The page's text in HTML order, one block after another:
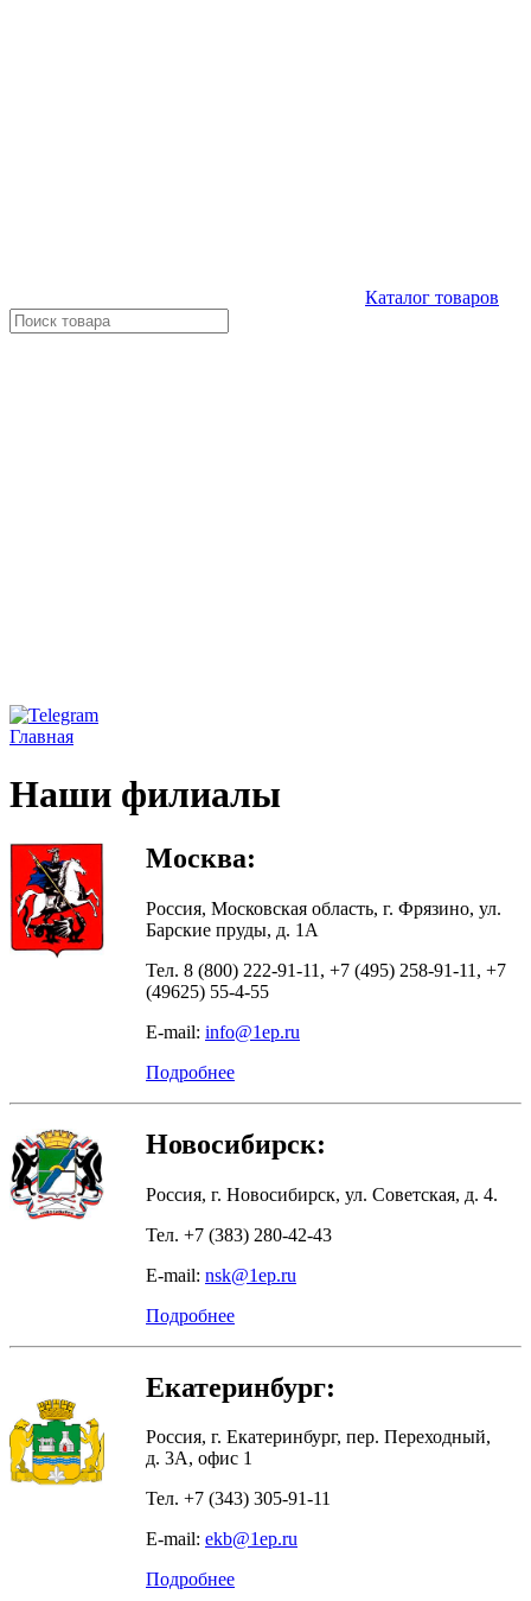
Каталог товаров
Главная
Наши филиалы
Москва:
Россия, Московская область, г. Фрязино, ул.
Барские пруды, д. 1А
Тел. 8 (800) 222-91-11, +7 (495) 258-91-11, +7
(49625) 55-4-55
E-mail: info@1ep.ru
Подробнее
Новосибирск:
Россия, г. Новосибирск, ул. Советская, д. 4.
Тел. +7 (383) 280-42-43
E-mail: nsk@1ep.ru
Подробнее
Екатеринбург:
Россия, г. Екатеринбург, пер. Переходный,
д. 3А, офис 1
Тел. +7 (343) 305-91-11
E-mail: ekb@1ep.ru
Подробнее